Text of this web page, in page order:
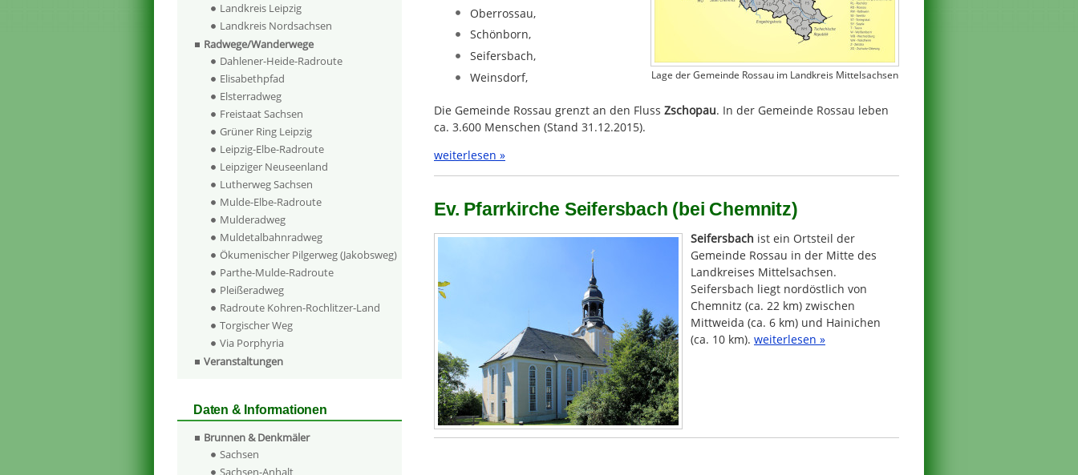
Lage der Gemeinde Rossau im Landkreis Mittelsachsen
Oberrossau,
Schönborn,
Seifersbach,
Weinsdorf,
Die Gemeinde Rossau grenzt an den Fluss Zschopau. In der Gemeinde Rossau leben
ca. 3.600 Menschen (Stand 31.12.2015).
weiterlesen »
Ev. Pfarrkirche Seifersbach (bei Chemnitz)
Seifersbach ist ein Ortsteil der
Gemeinde Rossau in der Mitte des
Landkreises Mittelsachsen.
Seifersbach liegt nordöstlich von
Chemnitz (ca. 22 km) zwischen
Mittweida (ca. 6 km) und Hainichen
(ca. 10 km). weiterlesen »
Landkreis Leipzig
Landkreis Nordsachsen
Radwege/Wanderwege
Dahlener-Heide-Radroute
Elisabethpfad
Elsterradweg
Freistaat Sachsen
Grüner Ring Leipzig
Leipzig-Elbe-Radroute
Leipziger Neuseenland
Lutherweg Sachsen
Mulde-Elbe-Radroute
Mulderadweg
Muldetalbahnradweg
Ökumenischer Pilgerweg (Jakobsweg)
Parthe-Mulde-Radroute
Pleißeradweg
Radroute Kohren-Rochlitzer-Land
Torgischer Weg
Via Porphyria
Veranstaltungen
Daten & Informationen
Brunnen & Denkmäler
Sachsen
Sachsen-Anhalt